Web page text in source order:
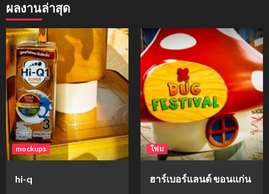
ผลงานล่าสุด
mockups
hi-q
โฟม
ฮาร์เบอร์แลนด์ ขอนแก่น